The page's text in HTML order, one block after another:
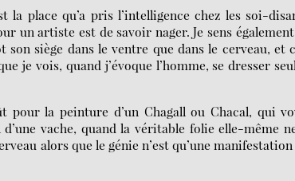
la place qu’a pris l’intelligence chez les soi-
un artiste est de savoir nager. Je sens également
siège dans le ventre que dans le cerveau, et
je vois, quand j’évoque l’homme, se dresser
pour la peinture d’un Chagall ou Chacal, qui
vache, quand la véritable folie elle-même
alors que le génie n’est qu’une